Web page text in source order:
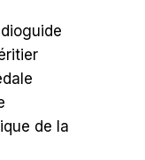
de la